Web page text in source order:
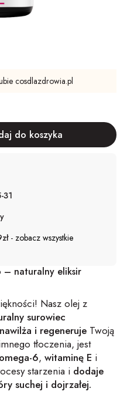
cosdlazdrowia.pl
31
- zobacz wszystkie
– naturalny eliksir
Nasz olej z
surowiec
i regeneruje Twoją
tłoczenia, jest
6, witaminę E i
starzenia i dodaje
suchej i dojrzałej.